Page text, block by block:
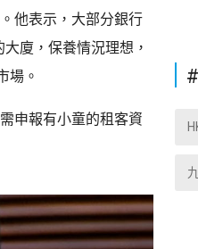
他表示，大部分銀行
廈，保養情況理想，
場。
申報有小童的租客資